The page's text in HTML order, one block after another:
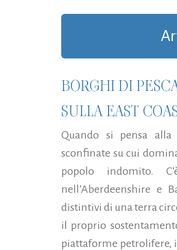
BORGHI DI
SULLA EAST
Quando si pensa alla
sconfinate su cui
popolo indomito.
nell’Aberdeenshire e
distintivi di una terra
il proprio
piattaforme petrolifere,